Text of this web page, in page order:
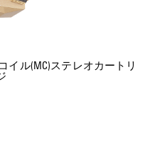
イル(MC)ステレオカートリ